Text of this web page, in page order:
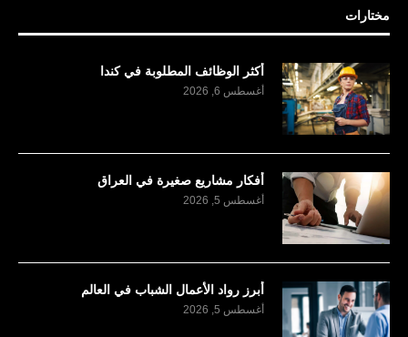
مختارات
أكثر الوظائف المطلوبة في كندا
أغسطس 6, 2026
أفكار مشاريع صغيرة في العراق
أغسطس 5, 2026
أبرز رواد الأعمال الشباب في العالم
أغسطس 5, 2026